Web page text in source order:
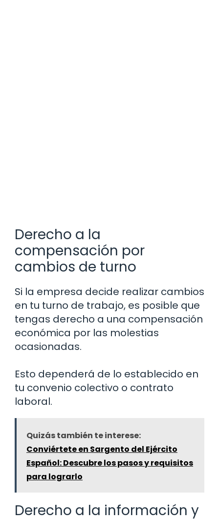
Derecho a la
compensación por
cambios de turno
Si la empresa decide realizar cambios
en tu turno de trabajo, es posible que
tengas derecho a una compensación
económica por las molestias
ocasionadas.
Esto dependerá de lo establecido en
tu convenio colectivo o contrato
laboral.
Quizás también te interese:
Conviértete en Sargento del Ejército
Español: Descubre los pasos y requisitos
para lograrlo
Derecho a la información y